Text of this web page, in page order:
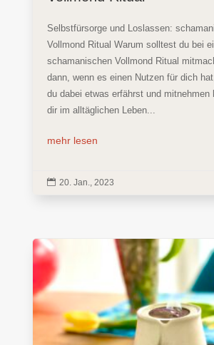
Selbstfürsorge und Loslassen:
Vollmond Ritual Warum solltest du bei
schamanischen Vollmond Ritual
dann, wenn es einen Nutzen für dich
du dabei etwas erfährst und mitnehmen
dir im alltäglichen Leben...
mehr lesen
 20. Jan., 2023